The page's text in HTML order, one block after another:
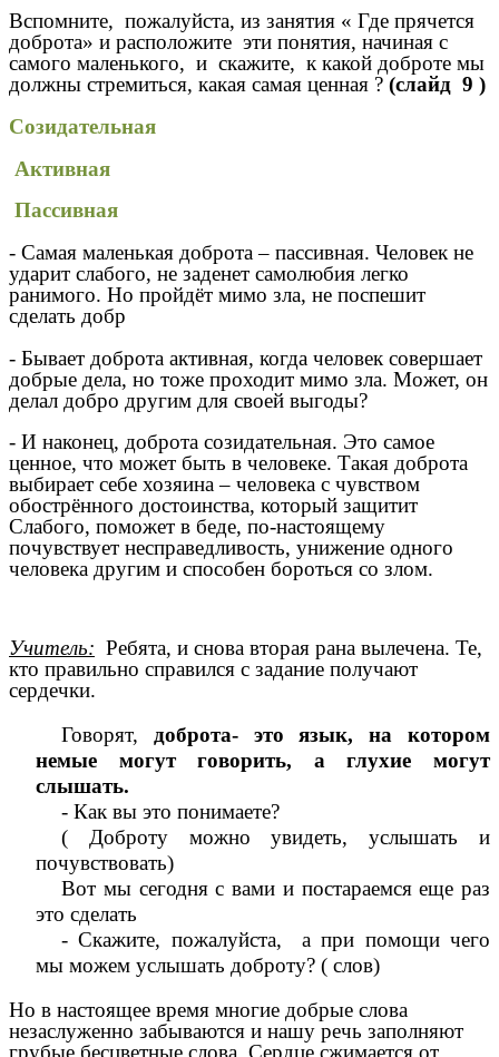
Вспомните, пожалуйста, из занятия « Где прячется
доброта» и расположите эти понятия, начиная с
самого маленького, и скажите, к какой доброте мы
должны стремиться, какая самая ценная ? (слайд 9 )
Созидательная
Активная
Пассивная
- Самая маленькая доброта – пассивная. Человек не
ударит слабого, не заденет самолюбия легко
ранимого. Но пройдёт мимо зла, не поспешит
сделать добр
- Бывает доброта активная, когда человек совершает
добрые дела, но тоже проходит мимо зла. Может, он
делал добро другим для своей выгоды?
- И наконец, доброта созидательная. Это самое
ценное, что может быть в человеке. Такая доброта
выбирает себе хозяина – человека с чувством
обострённого достоинства, который защитит
Слабого, поможет в беде, по-настоящему
почувствует несправедливость, унижение одного
человека другим и способен бороться со злом.
Учитель: Ребята, и снова вторая рана вылечена. Те,
кто правильно справился с задание получают
сердечки.
Говорят, доброта- это язык, на котором
немые могут говорить, а глухие могут
слышать.
- Как вы это понимаете?
( Доброту можно увидеть, услышать и
почувствовать)
Вот мы сегодня с вами и постараемся еще раз
это сделать
- Скажите, пожалуйста, а при помощи чего
мы можем услышать доброту? ( слов)
Но в настоящее время многие добрые слова
незаслуженно забываются и нашу речь заполняют
грубые бесцветные слова. Сердце сжимается от